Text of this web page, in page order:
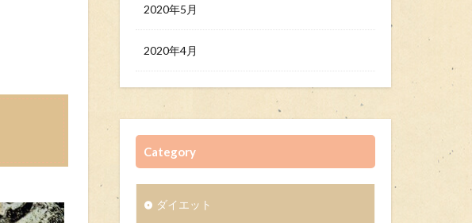
2020年5月
2020年4月
Category
ダイエット